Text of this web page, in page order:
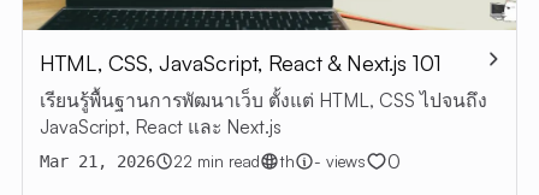
ลิงค์สั้น
บทค
บทความ
HTML, CSS, JavaScript, React & Next.js 101
เรียนรู้พื้นฐานการพัฒนาเว็บ ตั้งแต่ HTML, CSS ไปจนถึง
JavaScript, React และ Next.js
Mar 21, 2026 22 min read th - views 0